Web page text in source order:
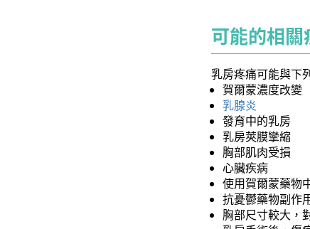
可能的相關
乳房疼痛可能與下
賀爾蒙濃度改變
乳腺炎
發育中的乳房
乳房莢膜攣縮
胸部肌肉受損
心臟疾病
使用賀爾蒙藥物
抗憂鬱藥物副作
胸部尺寸較大，